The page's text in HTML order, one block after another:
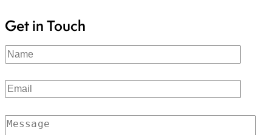
Get in Touch